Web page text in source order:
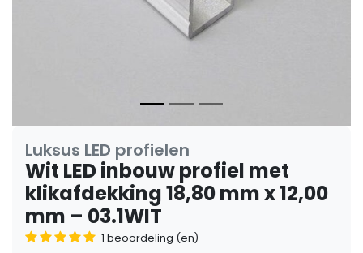
Luksus LED profielen
Wit LED inbouw profiel met
klikafdekking 18,80 mm x 12,00
mm – 03.1WIT
1 beoordeling (en)